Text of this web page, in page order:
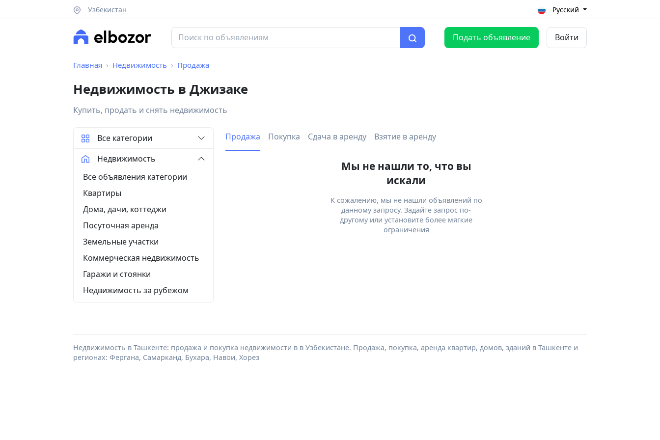
Узбекистан Русский
Подать объявление Войти
Главная Недвижимость Продажа
Недвижимость в Джизаке
Купить, продать и снять недвижимость
Продажа Покупка Сдача в аренду Взятие в аренду
Мы не нашли то, что вы
искали
К сожалению, мы не нашли объявлений по
данному запросу. Задайте запрос по-
другому или установите более мягкие
ограничения
Все категории
Недвижимость
Все объявления категории
Квартиры
Дома, дачи, коттеджи
Посуточная аренда
Земельные участки
Коммерческая недвижимость
Гаражи и стоянки
Недвижимость за рубежом
Недвижимость в Ташкенте: продажа и покупка недвижимости в в Узбекистане. Продажа, покупка, аренда квартир, домов, зданий в Ташкенте и
регионах: Фергана, Самарканд, Бухара, Навои, Хорез